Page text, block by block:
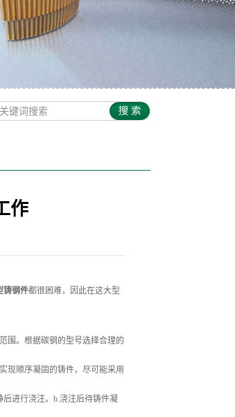
作
铸钢件都很困难，因此在这大型
围。根据碳钢的型号选择合理的
现顺序凝固的铸件，尽可能采用
后进行浇注。b.浇注后待铸件凝